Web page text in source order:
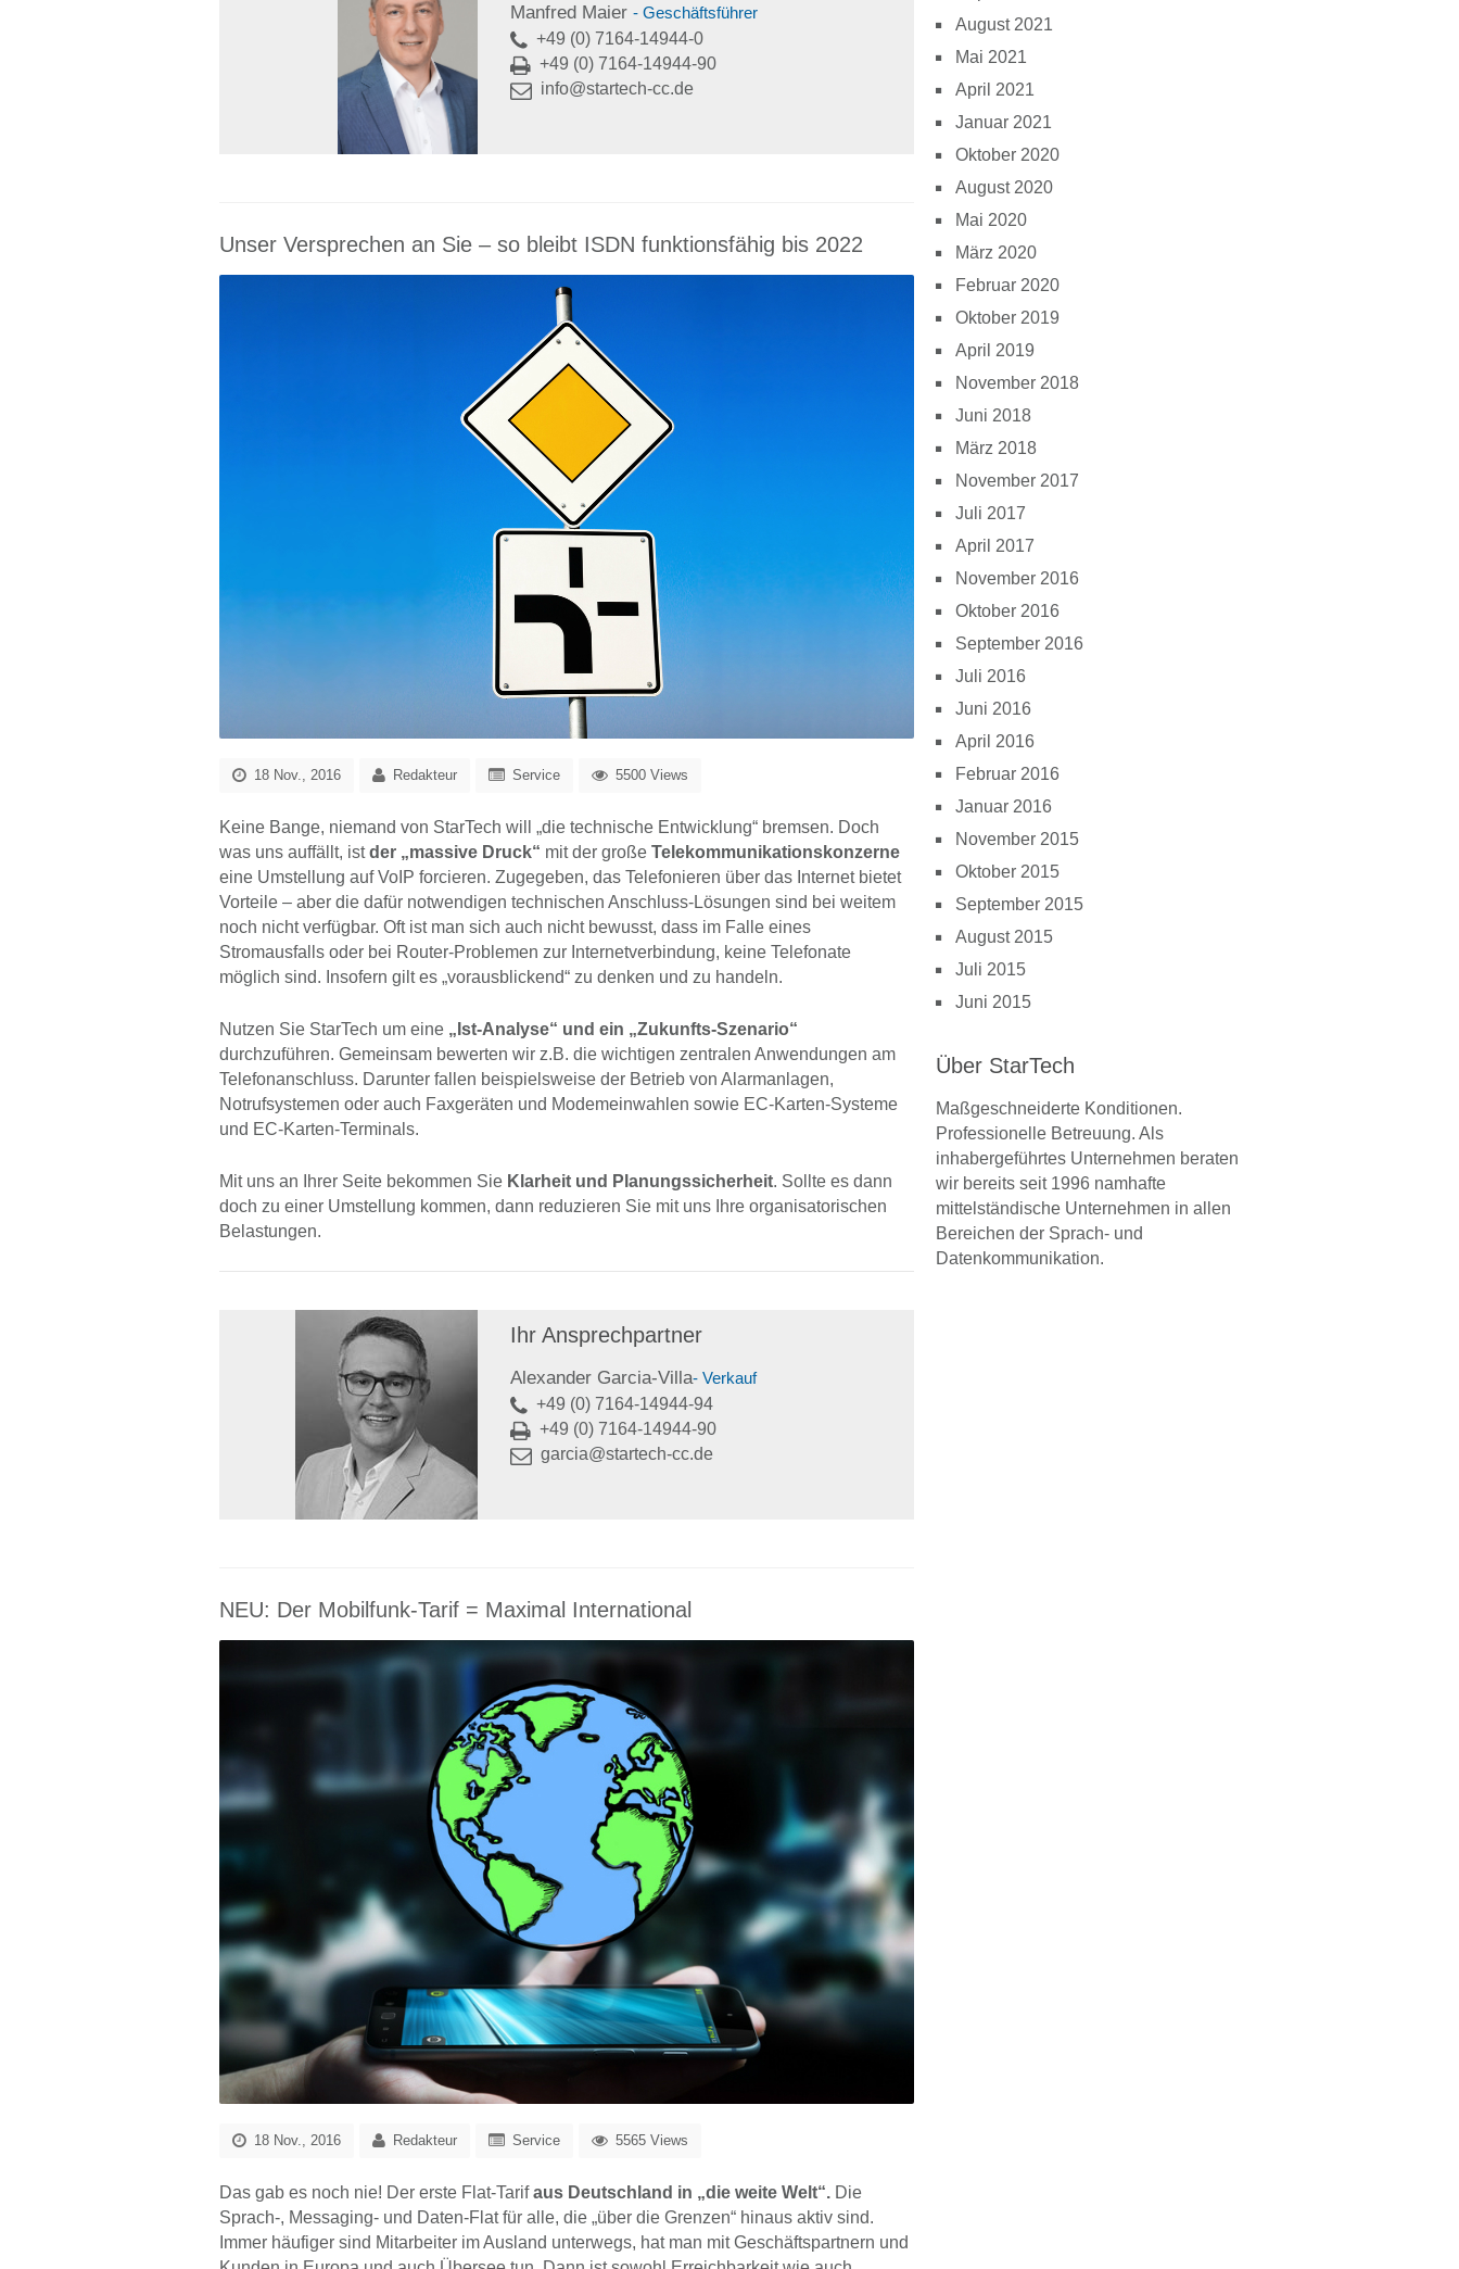
Manfred Maier - Geschäftsführer
+49 (0) 7164-14944-0
+49 (0) 7164-14944-90
info@startech-cc.de
Unser Versprechen an Sie – so bleibt ISDN funktionsfähig bis 2022
18 Nov., 2016 Redakteur Service 5500 Views
Keine Bange, niemand von StarTech will „die technische Entwicklung“ bremsen. Doch
was uns auffällt, istder „massive Druck“ mit der große Telekommunikationskonzerne
eine Umstellung auf VoIP forcieren. Zugegeben, das Telefonieren über das Internet bietet
Vorteile – aber die dafür notwendigen technischen Anschluss-Lösungen sind bei weitem
noch nicht verfügbar. Oft ist man sich auch nicht bewusst, dass im Falle eines
Stromausfalls oder bei Router-Problemen zur Internetverbindung, keine Telefonate
möglich sind. Insofern gilt es „vorausblickend“ zu denken und zu handeln.
Nutzen Sie StarTech um eine „Ist-Analyse“ und ein „Zukunfts-Szenario“
durchzuführen. Gemeinsam bewerten wir z.B. die wichtigen zentralen Anwendungen am
Telefonanschluss. Darunter fallen beispielsweise der Betrieb von Alarmanlagen,
Notrufsystemen oder auch Faxgeräten und Modemeinwahlen sowie EC-Karten-Systeme
und EC-Karten-Terminals.
Mit uns an Ihrer Seite bekommen Sie Klarheit und Planungssicherheit. Sollte es dann
doch zu einer Umstellung kommen, dann reduzieren Sie mit uns Ihre organisatorischen
Belastungen.
Ihr Ansprechpartner
Alexander Garcia-Villa- Verkauf
+49 (0) 7164-14944-94
+49 (0) 7164-14944-90
garcia@startech-cc.de
NEU: Der Mobilfunk-Tarif = Maximal International
18 Nov., 2016 Redakteur Service 5565 Views
Das gab es noch nie! Der erste Flat-Tarifaus Deutschland in „die weite Welt“. Die
Sprach-, Messaging- und Daten-Flat für alle, die „über die Grenzen“ hinaus aktiv sind.
Immer häufiger sind Mitarbeiter im Ausland unterwegs, hat man mit Geschäftspartnern und
August 2021
Mai 2021
April 2021
Januar 2021
Oktober 2020
August 2020
Mai 2020
März 2020
Februar 2020
Oktober 2019
April 2019
November 2018
Juni 2018
März 2018
November 2017
Juli 2017
April 2017
November 2016
Oktober 2016
September 2016
Juli 2016
Juni 2016
April 2016
Februar 2016
Januar 2016
November 2015
Oktober 2015
September 2015
August 2015
Juli 2015
Juni 2015
Über StarTech
Maßgeschneiderte Konditionen.
Professionelle Betreuung. Als
inhabergeführtes Unternehmen beraten
wir bereits seit 1996 namhafte
mittelständische Unternehmen in allen
Bereichen der Sprach- und
Datenkommunikation.